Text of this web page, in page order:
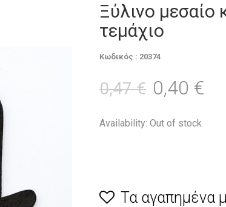
Ξύλινο
τεμάχιο
Κωδικός : 20374
0,47 € 0,40 €
Availability: Out of stock
Τα αγαπημένα